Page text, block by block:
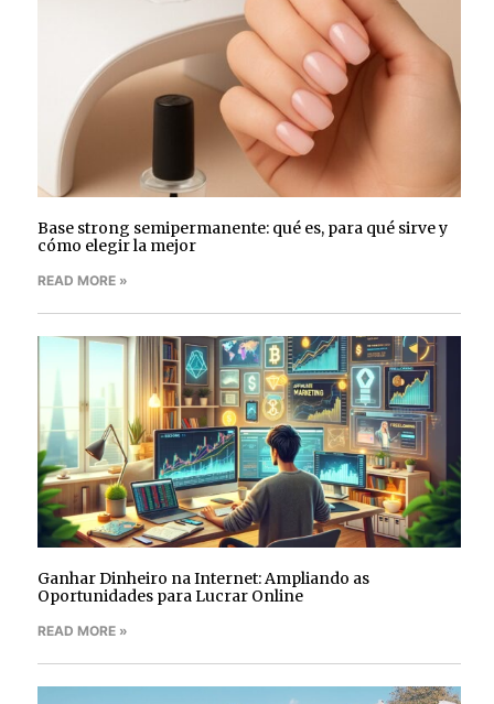
Base strong semipermanente: qué es, para qué sirve y
cómo elegir la mejor
READ MORE »
Ganhar Dinheiro na Internet: Ampliando as
Oportunidades para Lucrar Online
READ MORE »